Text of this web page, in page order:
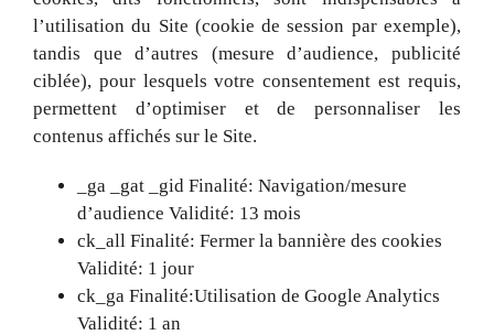
l’utilisation du Site (cookie de session par exemple),
tandis que d’autres (mesure d’audience, publicité
ciblée), pour lesquels votre consentement est requis,
permettent d’optimiser et de personnaliser les
contenus affichés sur le Site.
_ga _gat _gid Finalité: Navigation/mesure
d’audience Validité: 13 mois
ck_all Finalité: Fermer la bannière des cookies
Validité: 1 jour
ck_ga Finalité:Utilisation de Google Analytics
Validité: 1 an